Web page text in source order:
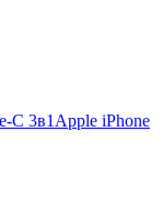
Apple iPhone